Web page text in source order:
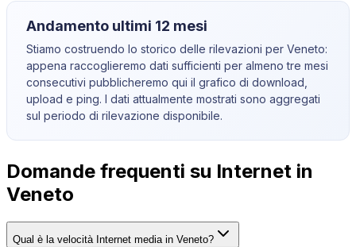
Andamento ultimi 12 mesi
Stiamo costruendo lo storico delle rilevazioni per Veneto:
appena raccoglieremo dati sufficienti per almeno tre mesi
consecutivi pubblicheremo qui il grafico di download,
upload e ping. I dati attualmente mostrati sono aggregati
sul periodo di rilevazione disponibile.
Domande frequenti su Internet in
Veneto
Qual è la velocità Internet media in Veneto?